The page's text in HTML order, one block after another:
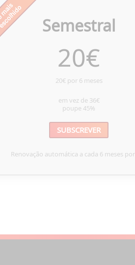
Semestral
20€
20€ por 6 meses
em vez de 36€
poupe45%
SUBSCREVER
Renovação automática a cada 6 meses por